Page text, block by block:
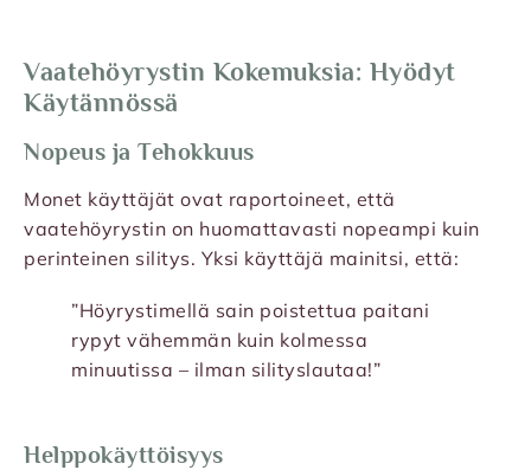
Vaatehöyrystin Kokemuksia: Hyödyt
Käytännössä
Nopeus ja Tehokkuus
Monet käyttäjät ovat raportoineet, että
vaatehöyrystin on huomattavasti nopeampi kuin
perinteinen silitys. Yksi käyttäjä mainitsi, että:
”Höyrystimellä sain poistettua paitani
rypyt vähemmän kuin kolmessa
minuutissa – ilman silityslautaa!”
Helppokäyttöisyys